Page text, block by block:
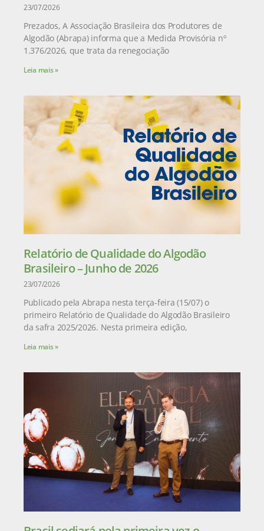
23/07/2026
Prezados, A Associação Brasileira dos Produtores de
Algodão (Abrapa) informa que a Medida Provisória nº
1.376/2026, que trata da renegociação
Leia mais »
Relatório de Qualidade do Algodão
Brasileiro – Junho de 2026
23/07/2026
Publicado pela Abrapa nesta terça-feira (15/07) o
primeiro Relatório de Qualidade do Algodão Brasileiro
da safra 2025/2026. Nesta primeira edição,
Leia mais »